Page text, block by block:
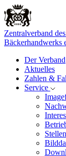
Zentralverband
Bäckerhandwerks
Der Verband
Aktuelles
Zahlen &
Service